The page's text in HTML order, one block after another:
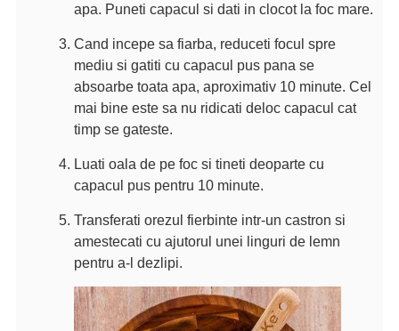
apa. Puneti capacul si dati in clocot la foc mare.
Cand incepe sa fiarba, reduceti focul spre
mediu si gatiti cu capacul pus pana se
absoarbe toata apa, aproximativ 10 minute. Cel
mai bine este sa nu ridicati deloc capacul cat
timp se gateste.
Luati oala de pe foc si tineti deoparte cu
capacul pus pentru 10 minute.
Transferati orezul fierbinte intr-un castron si
amestecati cu ajutorul unei linguri de lemn
pentru a-l dezlipi.